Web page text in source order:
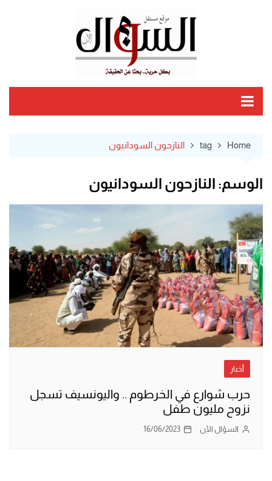
Home
tag النازحون السودانيون
الوسم: النازحون السودانيون
أخبار
حرب شوارع في الخرطوم .. واليونسيف تسجل
نزوح مليون طفل
السؤال الآن 16/06/2023